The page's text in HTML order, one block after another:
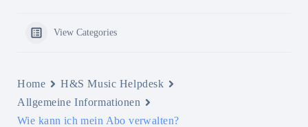
View Categories
Home
H&S Music Helpdesk
Allgemeine Informationen
Wie kann ich mein Abo verwalten?